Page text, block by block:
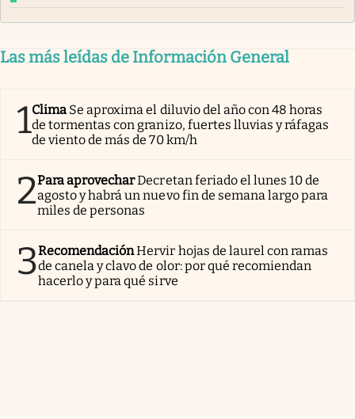
Las más leídas de Información General
1Clima Se aproxima el diluvio del año con 48 horas
de tormentas con granizo, fuertes lluvias y ráfagas
de viento de más de 70 km/h
2Para aprovecharDecretan feriado el lunes 10 de
agosto y habrá un nuevo fin de semana largo para
miles de personas
3RecomendaciónHervir hojas de laurel con ramas
de canela y clavo de olor: por qué recomiendan
hacerlo y para qué sirve